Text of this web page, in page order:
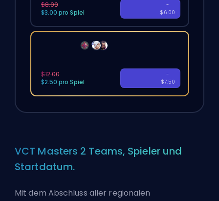
$8.00
$3.00 pro Spiel
-
$6.00
$12.00
$2.50 pro Spiel
-
$7.50
VCT Masters 2 Teams, Spieler und
Startdatum.
Mit dem Abschluss aller regionalen